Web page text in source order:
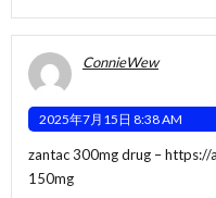
ConnieWew
2025年7月15日 8:38 AM
zantac 300mg drug –https://
150mg